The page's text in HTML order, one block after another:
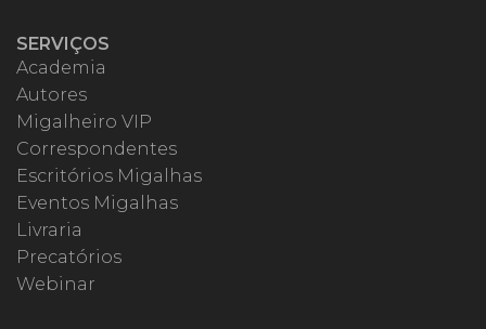
SERVIÇOS
Academia
Autores
Migalheiro VIP
Correspondentes
Escritórios Migalhas
Eventos Migalhas
Livraria
Precatórios
Webinar